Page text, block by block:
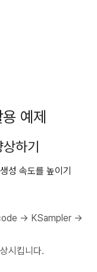
예제
하기
성 속도를 높이기
→ KSampler →
시킵니다.